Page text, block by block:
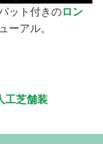
ット付きのロン
ーアル。
工芝舗装